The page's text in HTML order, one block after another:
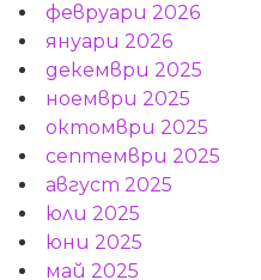
февруари 2026
януари 2026
декември 2025
ноември 2025
октомври 2025
септември 2025
август 2025
юли 2025
юни 2025
май 2025